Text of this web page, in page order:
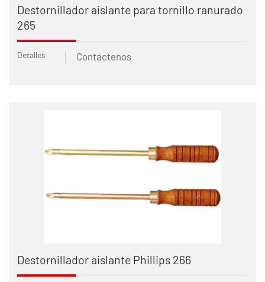
Destornillador aislante para tornillo ranurado
265
Detalles Contáctenos
Destornillador aislante Phillips 266